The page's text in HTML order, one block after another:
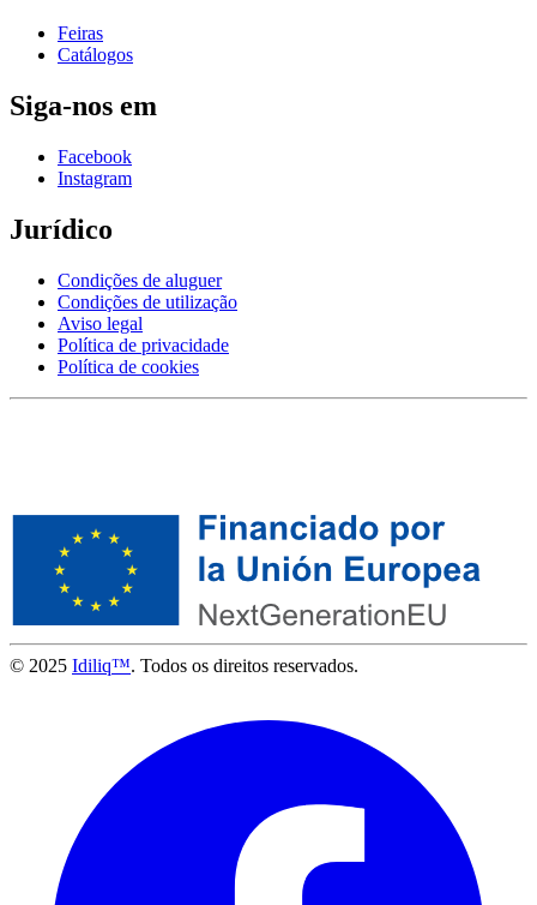
Feiras
Catálogos
Siga-nos em
Facebook
Instagram
Jurídico
Condições de aluguer
Condições de utilização
Aviso legal
Política de privacidade
Política de cookies
© 2025 Idiliq™. Todos os direitos reservados.